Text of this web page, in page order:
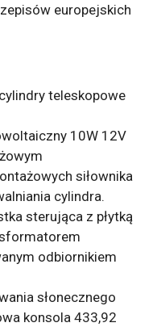
europejskich
teleskopowe
10W 12V
siłownika
cylindra.
sterująca z płytką
odbiornikiem
słonecznego
konsola 433,92